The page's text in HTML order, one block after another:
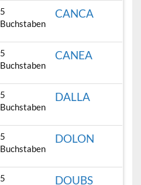
5
Buchstaben
CANCA
5
Buchstaben
CANEA
5
Buchstaben
DALLA
5
Buchstaben
DOLON
5 DOUBS